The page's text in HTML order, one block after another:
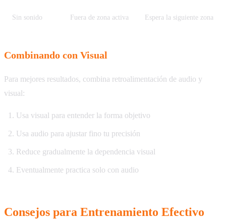
Sin sonido Fuera de zona activa Espera la siguiente zona
Combinando con Visual
Para mejores resultados, combina retroalimentación de audio y
visual:
Usa visual para entender la forma objetivo
Usa audio para ajustar fino tu precisión
Reduce gradualmente la dependencia visual
Eventualmente practica solo con audio
Consejos para Entrenamiento Efectivo